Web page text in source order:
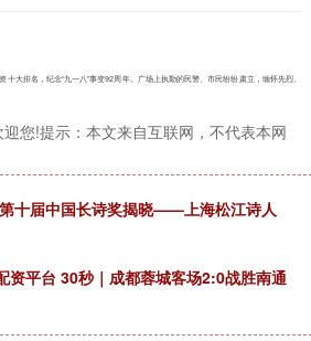
大排名，纪念“九一八”事变92周年。广场上执勤的民警、市民纷纷肃立，缅怀先烈。
您!提示：本文来自互联网，不代表本网
十届中国长诗奖揭晓——上海松江诗人
资平台 30秒｜成都蓉城客场2:0战胜南通
1134.24 +11.37 +1.01%